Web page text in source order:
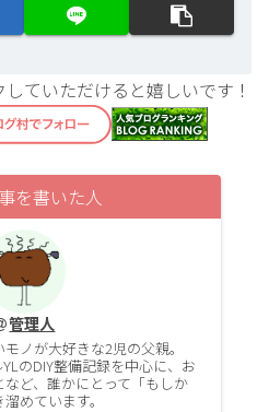
ていただけると嬉しいです！
を書いた人
管理人
ノが大好きな2児の父親。
のDIY整備記録を中心に、お
ど、誰かにとって「もしか
めています。